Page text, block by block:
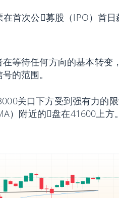
首次公𫔭募股（IPO）首日
等待任何方向的基本转变
的范围。
关口下方受到强有力的限
附近的𧹒盘在41600上方。